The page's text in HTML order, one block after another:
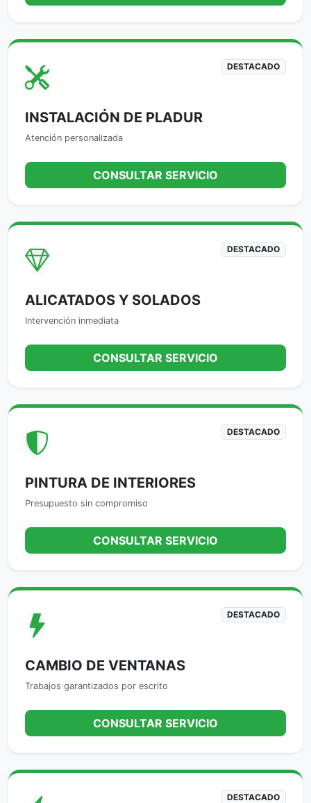
DESTACADO
INSTALACIÓN DE PLADUR
Atención personalizada
CONSULTAR SERVICIO
DESTACADO
ALICATADOS Y SOLADOS
Intervención inmediata
CONSULTAR SERVICIO
DESTACADO
PINTURA DE INTERIORES
Presupuesto sin compromiso
CONSULTAR SERVICIO
DESTACADO
CAMBIO DE VENTANAS
Trabajos garantizados por escrito
CONSULTAR SERVICIO
DESTACADO